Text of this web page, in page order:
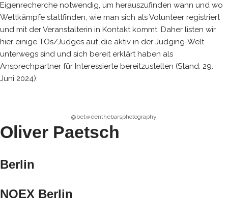
Eigenrecherche notwendig, um herauszufinden wann und wo
Wettkämpfe stattfinden, wie man sich als Volunteer registriert
und mit der Veranstalterin in Kontakt kommt. Daher listen wir
hier einige TOs/Judges auf, die aktiv in der Judging-Welt
unterwegs sind und sich bereit erklärt haben als
Ansprechpartner für Interessierte bereitzustellen (Stand: 29.
Juni 2024):
@betweenthebarsphotography
Oliver Paetsch
Berlin
NOEX Berlin